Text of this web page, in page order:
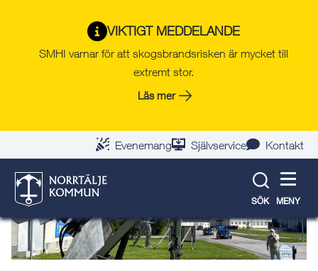
VIKTIGT MEDDELANDE
SMHI varnar för att skogsbrandsrisken är mycket till
extremt stor.
Läs mer
Evenemang Självservice Kontakt
SÖK MENY
Tillbaka till evenemangslista